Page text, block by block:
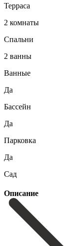
Терраса
2 комнаты
Спальни
2 ванны
Ванные
Да
Бассейн
Да
Парковка
Да
Сад
Описание